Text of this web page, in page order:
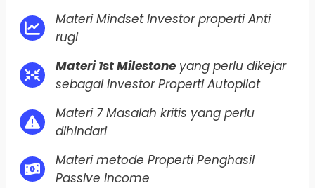
Materi Mindset Investor properti Anti
rugi
Materi 1st Milestone yang perlu dikejar
sebagai Investor Properti Autopilot
Materi 7 Masalah kritis yang perlu
dihindari
Materi metode Properti Penghasil
Passive Income